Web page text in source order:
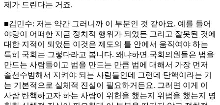
제가 드린다는 거죠.
■김민수: 저는 약간 그러니까 이 부분인 것 같아요. 예를 들어
야당이 어떠한 지금 정치적 행위가 되었든 그리고 잘못된 것에
대한 지적이 되었든 이것은 제도의 틀 안에서 움직여야 하는
특히 국회는 그렇다라고 봅니다. 왜냐하면 국회의원들은 법을
만드는 사람들이고 법을 만드는 만큼 법에 대해서 가장 먼저
솔선수범해서 지켜야 되는 사람들인데 그런데 탄핵이라는 거
는 기본적으로 실체적 진실이 필요하거든요. 그러면 이게 이
사람 탄핵하고자 하는 사람이 위헌을 했는지 위법을 했는지 명